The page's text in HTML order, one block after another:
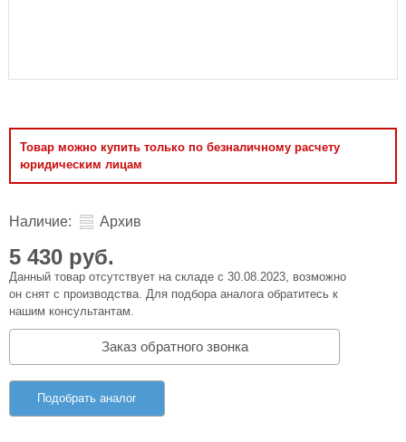
Товар можно купить только по безналичному расчету
юридическим лицам
Наличие: Архив
5 430 руб.
Данный товар отсутствует на складе с 30.08.2023, возможно
он снят с производства. Для подбора аналога обратитесь к
нашим консультантам.
Заказ обратного звонка
Подобрать аналог